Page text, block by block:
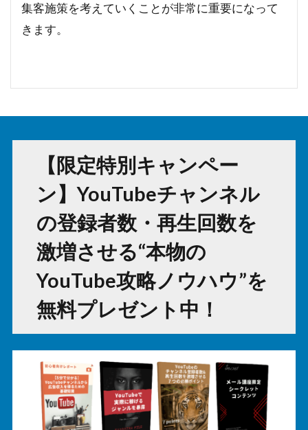
集客施策を考えていくことが非常に重要になって
きます。
【限定特別キャンペー
ン】YouTubeチャンネル
の登録者数・再生回数を
激増させる“本物の
YouTube攻略ノウハウ”を
無料プレゼント中！